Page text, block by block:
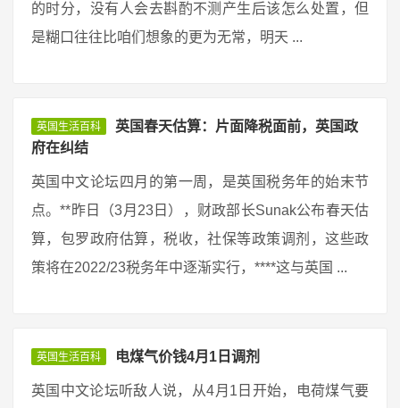
的时分，没有人会去斟酌不测产生后该怎么处置，但
是糊口往往比咱们想象的更为无常，明天 ...
英国生活百科
英国春天估算：片面降税面前，英国政
府在纠结
英国中文论坛四月的第一周，是英国税务年的始末节
点。**昨日（3月23日），财政部长Sunak公布春天估
算，包罗政府估算，税收，社保等政策调剂，这些政
策将在2022/23税务年中逐渐实行，****这与英国 ...
英国生活百科 电煤气价钱4月1日调剂
英国中文论坛听敌人说，从4月1日开始，电荷煤气要